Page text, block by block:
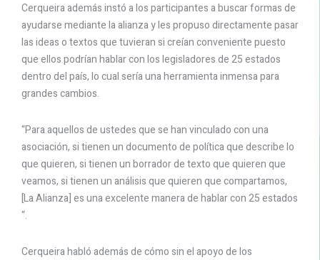
Cerqueira además instó a los participantes a buscar formas de
ayudarse mediante la alianza y les propuso directamente pasar
las ideas o textos que tuvieran si creían conveniente puesto
que ellos podrían hablar con los legisladores de 25 estados
dentro del país, lo cual sería una herramienta inmensa para
grandes cambios.
“Para aquellos de ustedes que se han vinculado con una
asociación, si tienen un documento de política que describe lo
que quieren, si tienen un borrador de texto que quieren que
veamos, si tienen un análisis que quieren que compartamos,
[La Alianza] es una excelente manera de hablar con 25 estados
“.
Cerqueira habló además de cómo sin el apoyo de los